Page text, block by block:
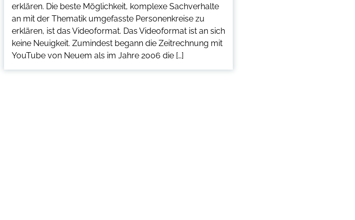
erklären. Die beste Möglichkeit, komplexe Sachverhalte
an mit der Thematik umgefasste Personenkreise zu
erklären, ist das Videoformat. Das Videoformat ist an sich
keine Neuigkeit. Zumindest begann die Zeitrechnung mit
YouTube von Neuem als im Jahre 2006 die […]